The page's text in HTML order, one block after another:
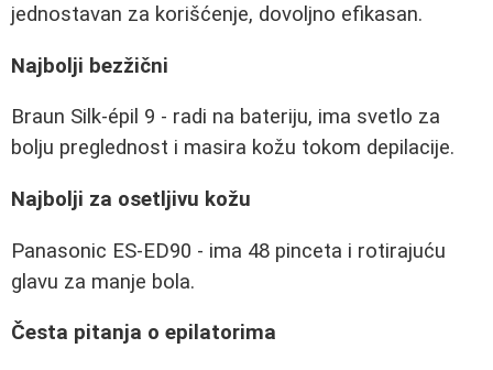
jednostavan za korišćenje, dovoljno efikasan.
Najbolji bezžični
Braun Silk-épil 9 - radi na bateriju, ima svetlo za
bolju preglednost i masira kožu tokom depilacije.
Najbolji za osetljivu kožu
Panasonic ES-ED90 - ima 48 pinceta i rotirajuću
glavu za manje bola.
Česta pitanja o epilatorima